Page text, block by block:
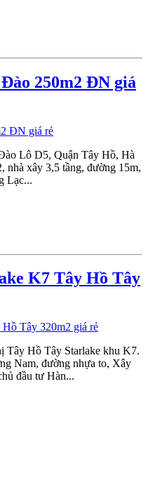
250m2 ĐN giá
Lô D5, Quận Tây Hồ, Hà
nhà xây 3,5 tầng, đường 15m,
Lạc...
K7 Tây Hồ Tây
Tây Hồ Tây Starlake khu K7.
Nam, đường nhựa to, Xây
đầu tư Hàn...